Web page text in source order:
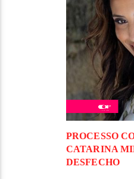
PROCESSO
CATARINA
DESFECHO